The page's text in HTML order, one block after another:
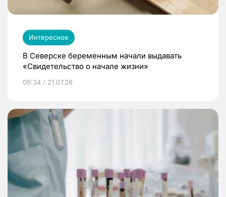
Интересное
В Северске беременным начали выдавать
«Свидетельство о начале жизни»
09:34 / 21.07.26